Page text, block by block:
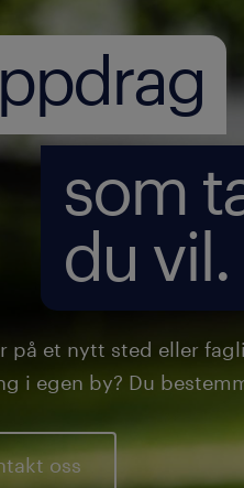
som
du vil.
på et nytt sted eller
i egen by? Du
oss